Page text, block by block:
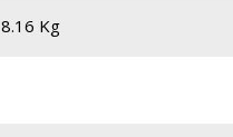
8.16 Kg